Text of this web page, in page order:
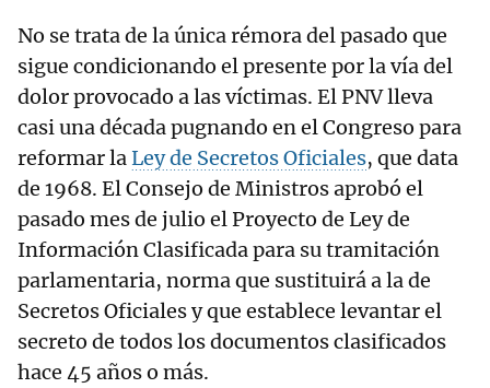
No se trata de la única rémora del pasado que
sigue condicionando el presente por la vía del
dolor provocado a las víctimas. El PNV lleva
casi una década pugnando en el Congreso para
reformar laLey de Secretos Oficiales, que data
de 1968. El Consejo de Ministros aprobó el
pasado mes de julio el Proyecto de Ley de
Información Clasificada para su tramitación
parlamentaria, norma que sustituirá a la de
Secretos Oficiales y que establece levantar el
secreto de todos los documentos clasificados
hace 45 años o más.